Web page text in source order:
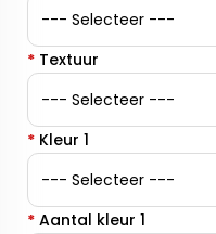
* Textuur
* Kleur 1
* Aantal kleur 1